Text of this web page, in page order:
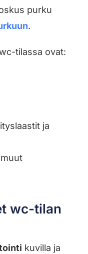
purku
.
tilassa ovat:
ja
wc-tilan
kuvilla ja